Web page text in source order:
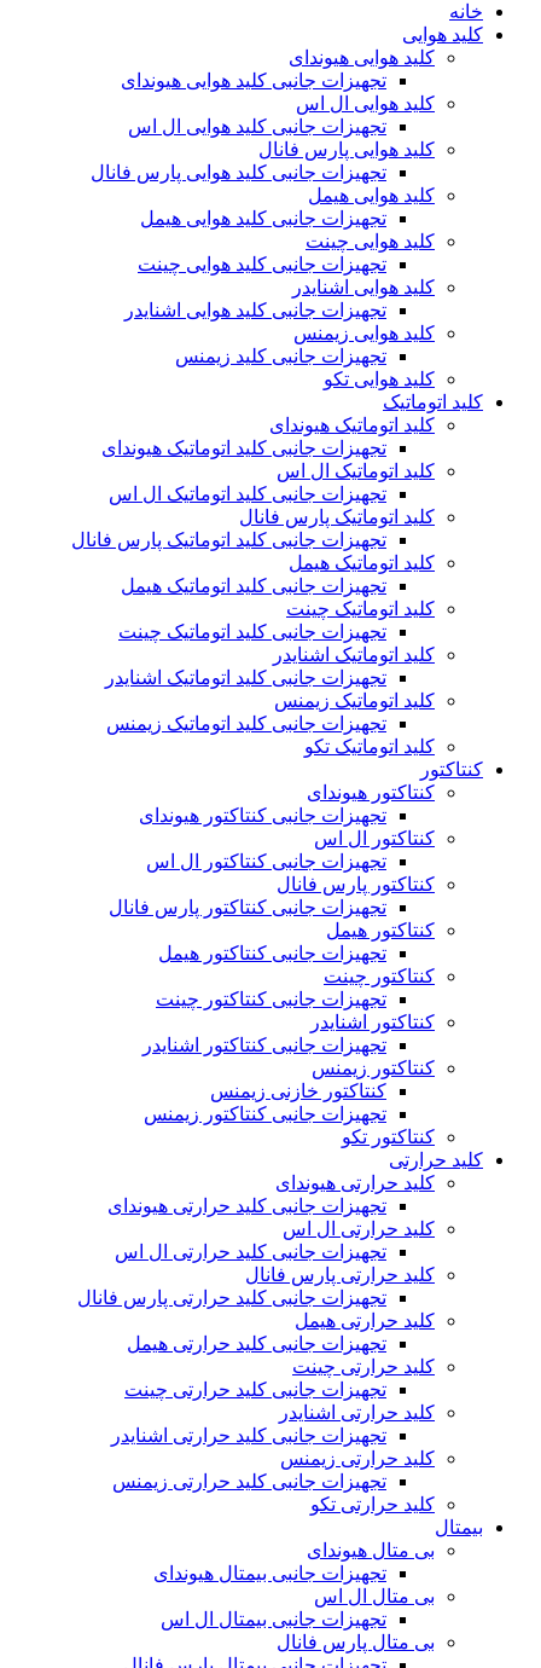
خانه
کلید هوایی
کلید هوایی هیوندای
تجهیزات جانبی کلید هوایی هیوندای
کلید هوایی ال اس
تجهیزات جانبی کلید هوایی ال اس
کلید هوایی پارس فانال
تجهیزات جانبی کلید هوایی پارس فانال
کلید هوایی هیمل
تجهیزات جانبی کلید هوایی هیمل
کلید هوایی چینت
تجهیزات جانبی کلید هوایی چینت
کلید هوایی اشنایدر
تجهیزات جانبی کلید هوایی اشنایدر
کلید هوایی زیمنس
تجهیزات جانبی کلید زیمنس
کلید هوایی تکو
کلید اتوماتیک
کلید اتوماتیک هیوندای
تجهیزات جانبی کلید اتوماتیک هیوندای
کلید اتوماتیک ال اس
تجهیزات جانبی کلید اتوماتیک ال اس
کلید اتوماتیک پارس فانال
تجهیزات جانبی کلید اتوماتیک پارس فانال
کلید اتوماتیک هیمل
تجهیزات جانبی کلید اتوماتیک هیمل
کلید اتوماتیک چینت
تجهیزات جانبی کلید اتوماتیک چینت
کلید اتوماتیک اشنایدر
تجهیزات جانبی کلید اتوماتیک اشنایدر
کلید اتوماتیک زیمنس
تجهیزات جانبی کلید اتوماتیک زیمنس
کلید اتوماتیک تکو
کنتاکتور
کنتاکتور هیوندای
تجهیزات جانبی کنتاکتور هیوندای
کنتاکتور ال اس
تجهیزات جانبی کنتاکتور ال اس
کنتاکتور پارس فانال
تجهیزات جانبی کنتاکتور پارس فانال
کنتاکتور هیمل
تجهیزات جانبی کنتاکتور هیمل
کنتاکتور چینت
تجهیزات جانبی کنتاکتور چینت
کنتاکتور اشنایدر
تجهیزات جانبی کنتاکتور اشنایدر
کنتاکتور زیمنس
کنتاکتور خازنی زیمنس
تجهیزات جانبی کنتاکتور زیمنس
کنتاکتور تکو
کلید حرارتی
کلید حرارتی هیوندای
تجهیزات جانبی کلید حرارتی هیوندای
کلید حرارتی ال اس
تجهیزات جانبی کلید حرارتی ال اس
کلید حرارتی پارس فانال
تجهیزات جانبی کلید حرارتی پارس فانال
کلید حرارتی هیمل
تجهیزات جانبی کلید حرارتی هیمل
کلید حرارتی چینت
تجهیزات جانبی کلید حرارتی چینت
کلید حرارتی اشنایدر
تجهیزات جانبی کلید حرارتی اشنایدر
کلید حرارتی زیمنس
تجهیزات جانبی کلید حرارتی زیمنس
کلید حرارتی تکو
بیمتال
بی متال هیوندای
تجهیزات جانبی بیمتال هیوندای
بی متال ال اس
تجهیزات جانبی بیمتال ال اس
بی متال پارس فانال